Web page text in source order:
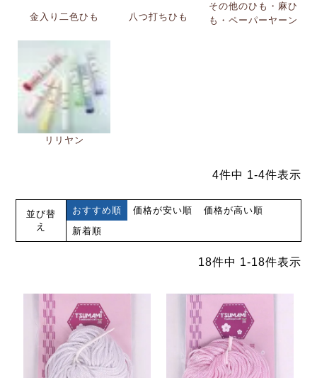
金入り二色ひも 八つ打ちひも
その他のひも・麻ひ
も・ペーパーヤーン
リリヤン
4件中 1-4件表示
並び替
え
おすすめ順 価格が安い順
価格が高い順
新着順
18件中 1-18件表示